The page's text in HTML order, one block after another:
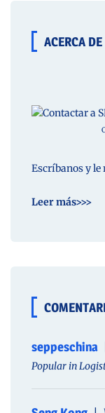
ACERCA
Escríbanos y le
Leer más>>>
seppeschina
Popular in